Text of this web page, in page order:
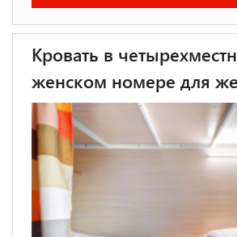
Кровать в
женском номере для